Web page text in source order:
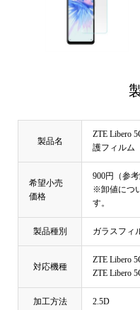
製品名
ZTE Libero
護フィルム
希望小売
価格
900円（参
※卸値につ
す。
製品種別 ガラスフィ
対応機種
ZTE Libero
ZTE Libero
加工方法 2.5D